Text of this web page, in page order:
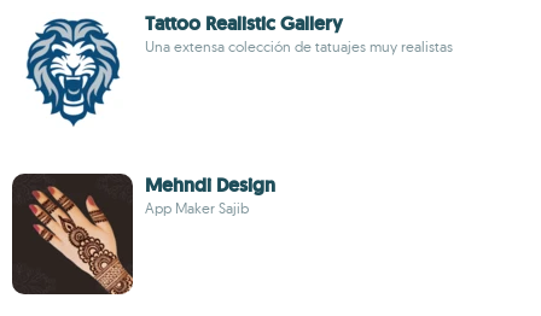
Tattoo Realistic Gallery
Una extensa colección de tatuajes muy realistas
Mehndi Design
App Maker Sajib